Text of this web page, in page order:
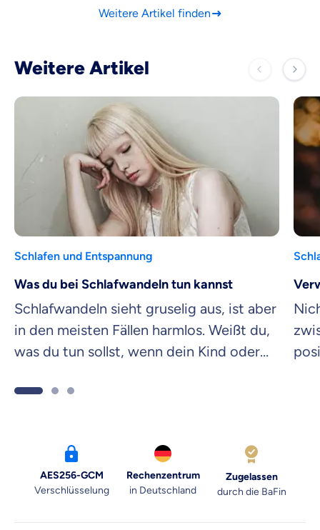
Weitere Artikel finden
Weitere Artikel
Schlafen und Entspannung
Was du bei Schlafwandeln tun kannst
Schlafwandeln sieht gruselig aus, ist aber
in den meisten Fällen harmlos. Weißt du,
was du tun sollst, wenn dein Kind oder
heraus!
AES256-GCM
Verschlüsselung
Rechenzentrum
in Deutschland
Zugelassen
durch die BaFin